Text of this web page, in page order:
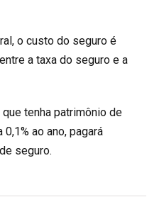
o custo do seguro é
a taxa do seguro e a
tenha patrimônio de
ao ano, pagará
seguro.